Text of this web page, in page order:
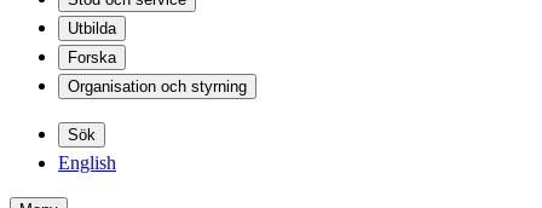
Utbilda
Forska
Organisation och styrning
Sök
English